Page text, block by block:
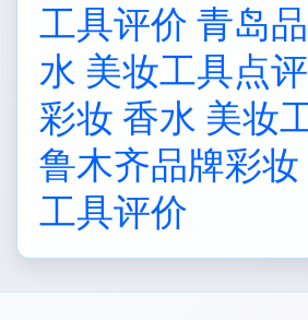
工具评价 青岛
水 美妆工具点评
彩妆 香水 美妆
鲁木齐品牌彩
工具评价